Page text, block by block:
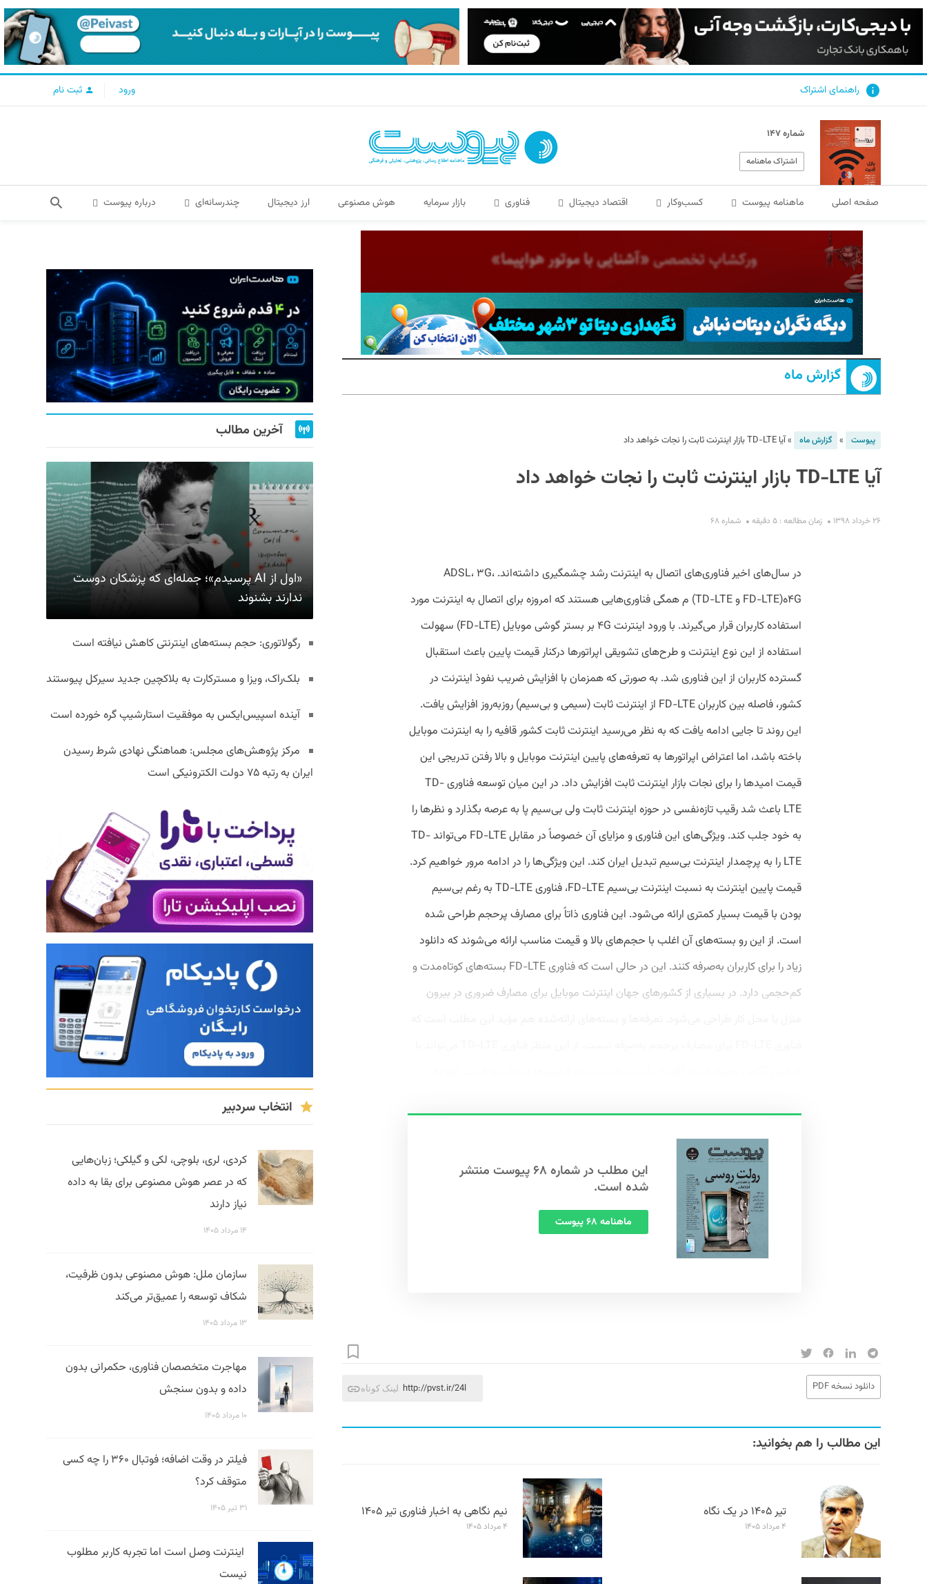
راهنمای اشتراک ورود ثبت نام
شماره ۱۴۷
اشتراک ماهنامه
صفحه اصلی ماهنامه پیوست کسب‌و‌کار اقتصاد دیجیتال فناوری بازار سرمایه هوش مصنوعی ارز دیجیتال چندرسانه‌ای درباره پیوست
گزارش ماه
پیوست » گزارش ماه »آیا TD-LTE بازار اینترنت ثابت را نجات خواهد داد
آیا TD-LTE بازار اینترنت ثابت را نجات خواهد داد
۲۶ خرداد ۱۳۹۸ زمان مطالعه : ۵ دقیقه شماره ۶۸
در سال‌های اخیر فناوری‌های اتصال به اینترنت رشد چشمگیری داشته‌اند. ADSL، ۳G،
۴Gه(FD-LTE و TD-LTE) م همگی فناوری‌هایی هستند که امروزه برای اتصال به اینترنت مورد
استفاده کاربران قرار می‌گیرند. با ورود اینترنت ۴G بر بستر گوشی موبایل (FD-LTE) سهولت
استفاده از این نوع اینترنت و طرح‌های تشویقی اپراتورها درکنار قیمت پایین باعث استقبال
گسترده کاربران از این فناوری شد. به‌ صورتی ‌که همزمان با افزایش ضریب نفوذ اینترنت در
کشور، فاصله بین کاربران FD-LTE از اینترنت ثابت (سیمی و بی‌سیم) روزبه‌روز افزایش یافت.
این روند تا جایی ادامه یافت که به ‌نظر می‌رسید اینترنت ثابت کشور قافیه را به اینترنت موبایل
باخته باشد، اما اعتراض اپراتورها به تعرفه‌های پایین اینترنت موبایل و بالا رفتن تدریجی این
قیمت امیدها را برای نجات بازار اینترنت ثابت افزایش داد. در این میان توسعه فناوری TD-
LTE باعث شد رقیب تازه‌نفسی در حوزه اینترنت ثابت ولی بی‌سیم پا به عرصه بگذارد و نظرها را
به خود جلب کند. ویژگی‌های این فناوری و مزایای آن خصوصاً در مقابل FD-LTE می‌تواند TD-
LTE را به پرچمدار اینترنت بی‌سیم تبدیل ایران کند. این ویژگی‌ها را در ادامه مرور خواهیم کرد.
قیمت پایین اینترنت به نسبت اینترنت بی‌سیم FD-LTE، فناوری TD-LTE به رغم بی‌سیم
بودن با قیمت بسیار کمتری ارائه می‌شود. این فناوری ذاتاً برای مصارف پرحجم طراحی شده
است. از این ‌رو بسته‌های آن اغلب با حجم‌های بالا و قیمت مناسب ارائه می‌شوند که دانلود
زیاد را برای کاربران به‌صرفه کنند. این در حالی است که فناوری FD-LTE بسته‌های کوتاه‌مدت و
کم‌حجمی دارد. در بسیاری از کشورهای جهان اینترنت موبایل برای مصارف ضروری در بیرون
این مطلب در شماره ۶۸ پیوست منتشر
شده است.
ماهنامه ۶۸ پیوست
دانلود نسخه PDF لینک کوتاه http://pvst.ir/24l
این مطالب را هم بخوانید:
تیر ۱۴۰۵ در یک نگاه
۴ مرداد ۱۴۰۵
نیم نگاهی به اخبار فناوری تیر ۱۴۰۵
۴ مرداد ۱۴۰۵
آخرین مطالب
«اول از AI پرسیدم»؛ جمله‌ای که پزشکان دوست
ندارند بشنوند
رگولاتوری: حجم بسته‌های اینترنتی کاهش نیافته است
بلک‌راک، ویزا و مسترکارت به بلاکچین جدید سیرکل پیوستند
آینده اسپیس‌ایکس به موفقیت استارشیپ گره خورده است
مرکز پژوهش‌های مجلس: هماهنگی نهادی شرط رسیدن
ایران به رتبه ۷۵ دولت الکترونیکی است
انتخاب سردبیر
کردی، لری، بلوچی، لکی و گیلکی؛ زبان‌هایی
که در عصر هوش مصنوعی برای بقا به داده
نیاز دارند
۱۴ مرداد ۱۴۰۵
سازمان ملل: هوش مصنوعی بدون ظرفیت،
شکاف توسعه را عمیق‌تر می‌کند
۱۳ مرداد ۱۴۰۵
مهاجرت متخصصان فناوری، حکمرانی بدون
داده و بدون سنجش
۱۰ مرداد ۱۴۰۵
فیلتر در وقت اضافه؛ فوتبال ۳۶۰ را چه کسی
متوقف کرد؟
۳۱ تیر ۱۴۰۵
اینترنت وصل است اما تجربه کاربر مطلوب
نیست